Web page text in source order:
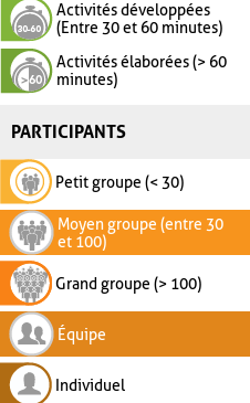
Activités développées
(Entre 30 et 60 minutes)
Activités élaborées (> 60
minutes)
PARTICIPANTS
Petit groupe (< 30)
Moyen groupe (entre 30
et 100)
Grand groupe (> 100)
Équipe
Individuel